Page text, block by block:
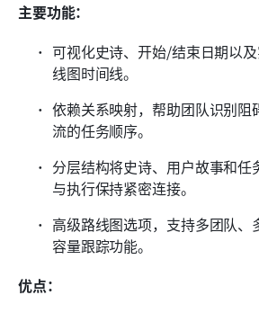
主要功能：
可视化史诗、开始/结束日期以
线图时间线。
依赖关系映射，帮助团队识别阻
流的任务顺序。
分层结构将史诗、用户故事和任
与执行保持紧密连接。
高级路线图选项，支持多团队、
容量跟踪功能。
优点：